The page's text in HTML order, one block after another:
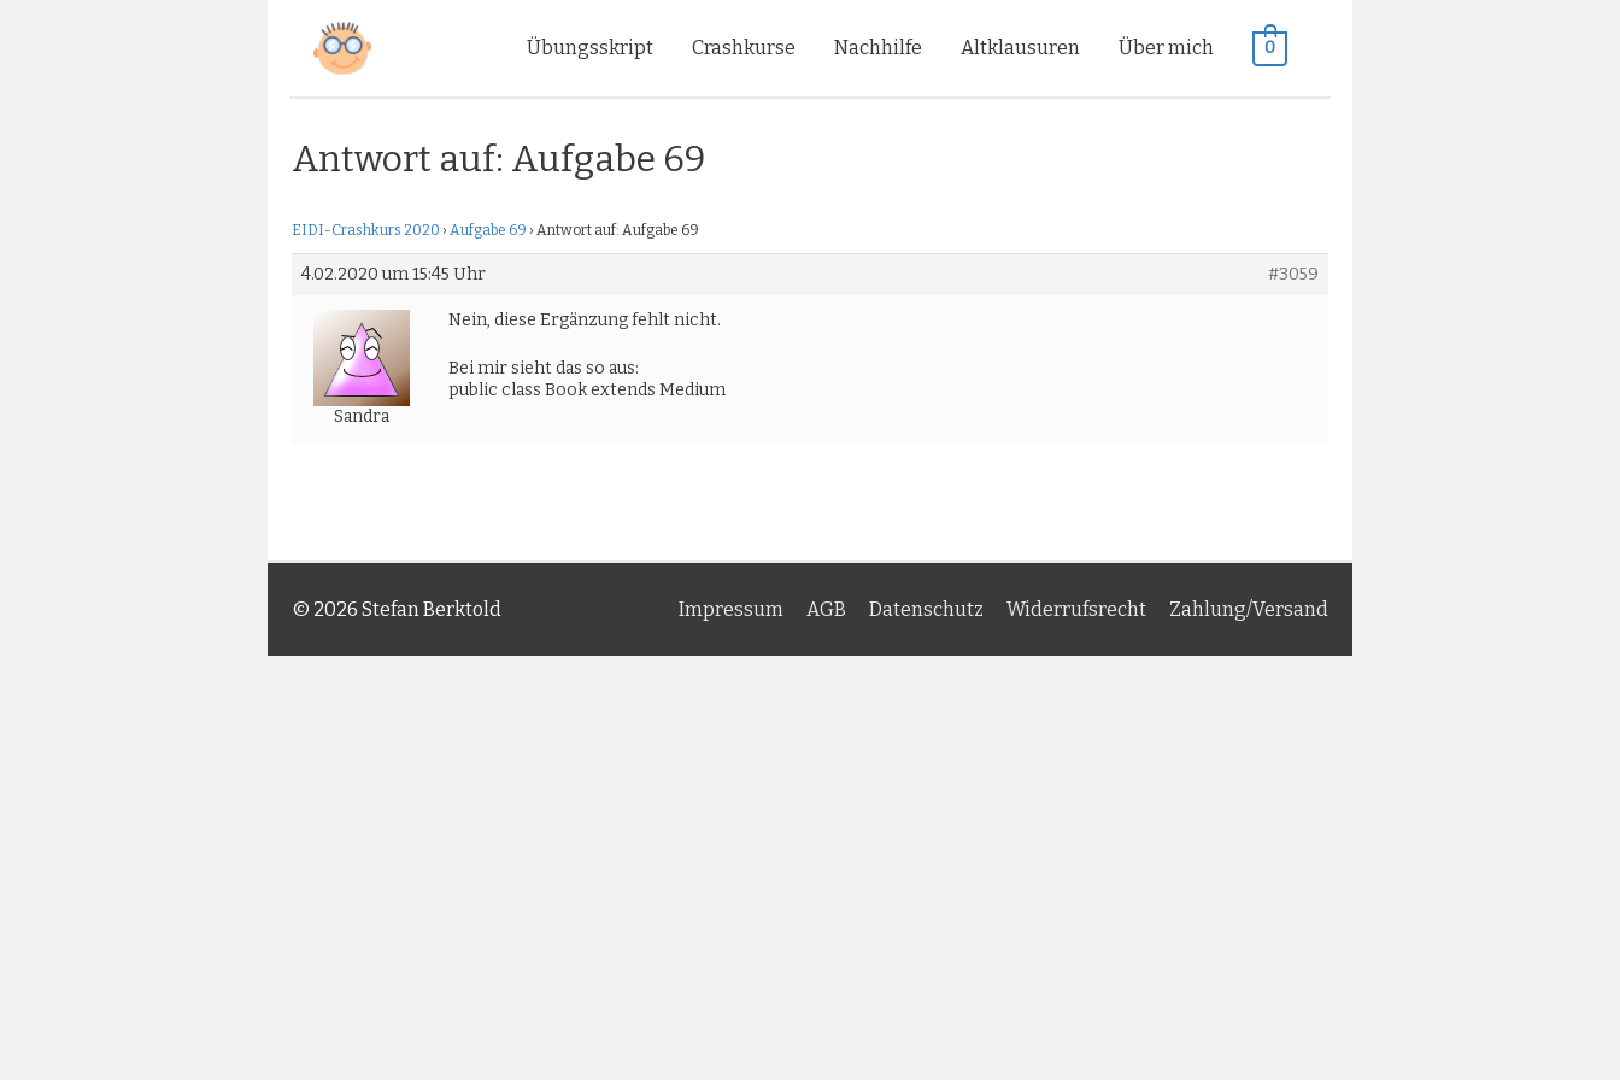
Übungsskript Crashkurse Nachhilfe Altklausuren Über mich 0
Antwort auf: Aufgabe 69
EIDI-Crashkurs 2020 › Aufgabe 69 › Antwort auf: Aufgabe 69
4.02.2020 um 15:45 Uhr #3059
Sandra
Nein, diese Ergänzung fehlt nicht.
Bei mir sieht das so aus:
public class Book extends Medium
© 2026 Stefan Berktold Impressum AGB Datenschutz Widerrufsrecht Zahlung/Versand